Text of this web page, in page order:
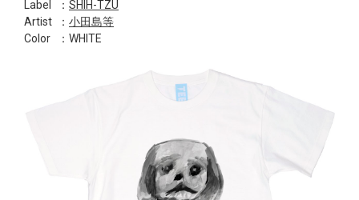
Label ： SHIH-TZU
Artist
： 小田島等
Color
：WHITE